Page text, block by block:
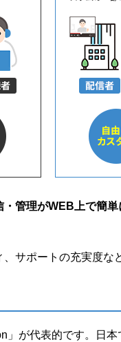
・管理がWEB上で簡
サポートの充実度な
が代表的です。日